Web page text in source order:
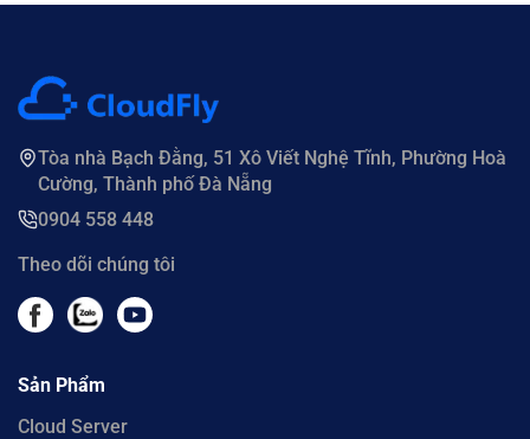
Tòa nhà Bạch Đằng, 51 Xô Viết Nghệ Tĩnh, Phường Hoà
Cường, Thành phố Đà Nẵng
0904 558 448
Theo dõi chúng tôi
Sản Phẩm
Cloud Server